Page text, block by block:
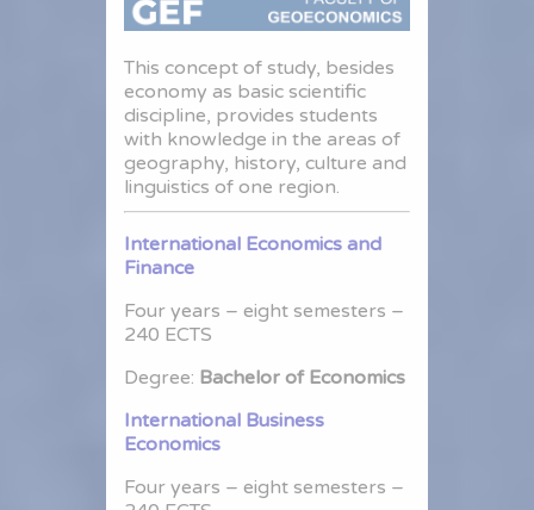
This concept of study, besides
economy as basic scientific
discipline, provides students
with knowledge in the areas of
geography, history, culture and
linguistics of one region.
International Economics and
Finance
Four years – eight semesters –
240 ECTS
Degree: Bachelor of Economics
International Business
Economics
Four years – eight semesters –